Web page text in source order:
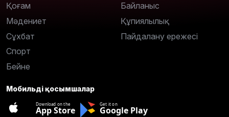
Қоғам
Мәдениет
Сұхбат
Спорт
Бейне
Байланыс
Құпиялылық
Пайдалану ережесі
Мобильді қосымшалар
Download on the
App Store
Get it on
Google Play